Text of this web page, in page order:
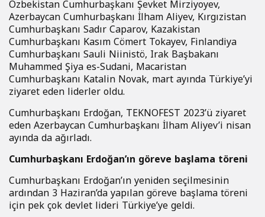
Özbekistan Cumhurbaşkanı Şevket Mirziyoyev,
Azerbaycan Cumhurbaşkanı İlham Aliyev, Kırgızistan
Cumhurbaşkanı Sadır Caparov, Kazakistan
Cumhurbaşkanı Kasım Cömert Tokayev, Finlandiya
Cumhurbaşkanı Sauli Niinistö, Irak Başbakanı
Muhammed Şiya es-Sudani, Macaristan
Cumhurbaşkanı Katalin Novak, mart ayında Türkiye’yi
ziyaret eden liderler oldu.
Cumhurbaşkanı Erdoğan, TEKNOFEST 2023’ü ziyaret
eden Azerbaycan Cumhurbaşkanı İlham Aliyev’i nisan
ayında da ağırladı.
Cumhurbaşkanı Erdoğan’ın göreve başlama töreni
Cumhurbaşkanı Erdoğan’ın yeniden seçilmesinin
ardından 3 Haziran’da yapılan göreve başlama töreni
için pek çok devlet lideri Türkiye’ye geldi.